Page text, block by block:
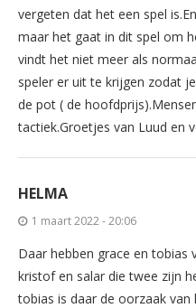
vergeten dat het een spel
maar het gaat in dit spel om
vindt het niet meer als
speler er uit te krijgen zodat
de pot ( de
tactiek.Groetjes van Luud en
HELMA
1 maart 2022 - 20:06
Daar hebben grace en tobias
kristof en salar die twee zijn
tobias is daar de oorzaak